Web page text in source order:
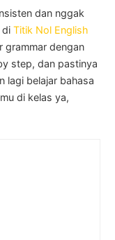
dan nggak
diTitik Nol English
grammar dengan
step, dan pastinya
lagi belajar bahasa
di kelas ya,